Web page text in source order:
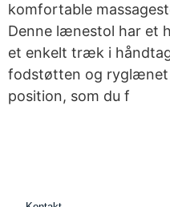
komfortable
Denne lænestol har et
et enkelt træk i
fodstøtten og ryglænet
position, som du f